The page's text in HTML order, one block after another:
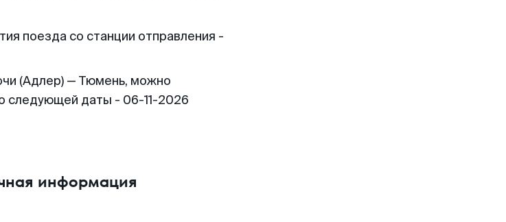
поезда со станции отправления -
(Адлер) — Тюмень, можно
следующей даты - 06-11-2026
информация